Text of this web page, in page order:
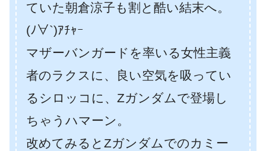
ていた朝倉涼子も割と酷い結末へ。
(ﾉ∀`)ｱﾁｬｰ
マザーバンガードを率いる女性主義
者のラクスに、良い空気を吸ってい
るシロッコに、Zガンダムで登場し
ちゃうハマーン。
改めてみるとZガンダムでのカミー